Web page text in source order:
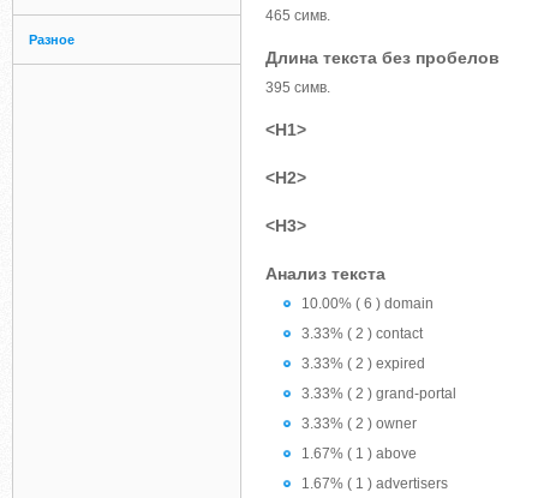
Разное
465 симв.
Длина текста без пробелов
395 симв.
<H1>
<H2>
<H3>
Анализ текста
10.00% ( 6 ) domain
3.33% ( 2 ) contact
3.33% ( 2 ) expired
3.33% ( 2 ) grand-portal
3.33% ( 2 ) owner
1.67% ( 1 ) above
1.67% ( 1 ) advertisers